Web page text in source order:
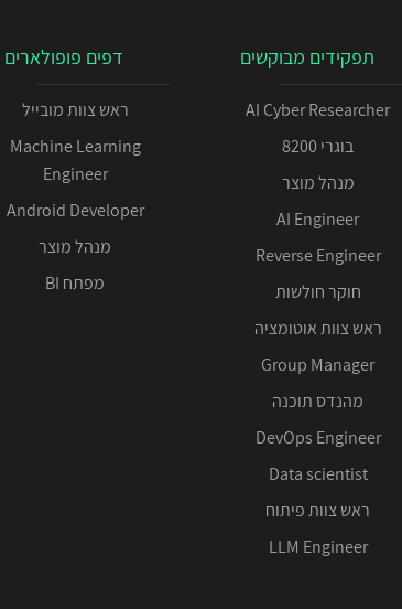
תפקידים מבוקשים
AI Cyber Researcher
בוגרי 8200
מנהל מוצר
AI Engineer
Reverse Engineer
חוקר חולשות
ראש צוות אוטומציה
Group Manager
מהנדס תוכנה
DevOps Engineer
Data scientist
ראש צוות פיתוח
LLM Engineer
דפים פופולארים
ראש צוות מובייל
Machine Learning
Engineer
Android Developer
מנהל מוצר
מפתח BI